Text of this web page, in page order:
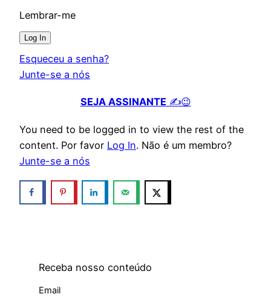
Lembrar-me
Esqueceu a senha?
Junte-se a nós
SEJA ASSINANTE ✍️😉
You need to be logged in to view the rest of the
content. Por favor Log In. Não é um membro?
Junte-se a nós
Receba nosso conteúdo
Email